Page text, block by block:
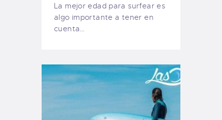
La mejor edad para surfear es
algo importante a tener en
cuenta…